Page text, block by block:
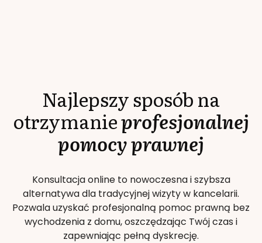
Najlepszy sposób na
otrzymanieprofesjonalnej
pomocy prawnej
Konsultacja online to nowoczesna i szybsza
alternatywa dla tradycyjnej wizyty w kancelarii.
Pozwala uzyskać profesjonalną pomoc prawną bez
wychodzenia z domu, oszczędzając Twój czas i
zapewniając pełną dyskrecję.